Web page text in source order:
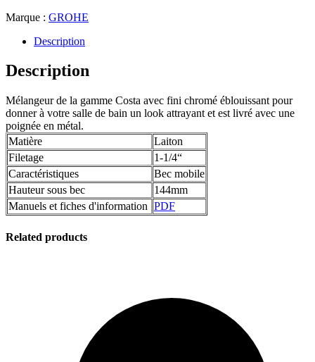
Marque : GROHE
Description
Description
Mélangeur de la gamme Costa avec fini chromé éblouissant pour
donner à votre salle de bain un look attrayant et est livré avec une
poignée en métal.
Matière
Laiton
Filetage
1-1/4“
Caractéristiques
Bec mobile
Hauteur sous bec
144mm
Manuels et fiches d'information PDF
Related products